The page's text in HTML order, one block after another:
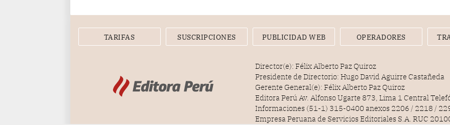
TARIFAS SUSCRIPCIONES PUBLICIDAD WEB OPERADORES
Director(e): Félix Alberto Paz Quiroz
Presidente de Directorio: Hugo David Aguirre Castañeda
Gerente General(e): Félix Alberto Paz Quiroz
Editora Perú Av. Alfonso Ugarte 873, Lima 1 Central
Informaciones (51-1) 315-0400 anexos 2206 / 2218 /
Empresa Peruana de Servicios Editoriales S.A. RUC